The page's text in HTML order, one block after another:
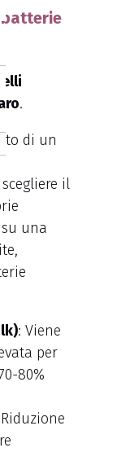
.
di un
il
su una
: Viene
per
80%